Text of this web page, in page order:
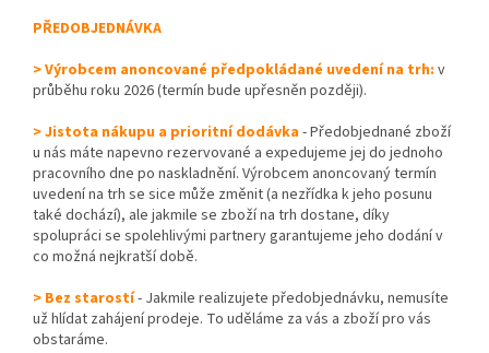
PŘEDOBJEDNÁVKA
> Výrobcem anoncované předpokládané uvedení na trh: v
průběhu roku 2026 (termín bude upřesněn později).
> Jistota nákupu a prioritní dodávka- Předobjednané zboží
u nás máte napevno rezervované a expedujeme jej do jednoho
pracovního dne po naskladnění. Výrobcem anoncovaný termín
uvedení na trh se sice může změnit (a nezřídka k jeho posunu
také dochází), ale jakmile se zboží na trh dostane, díky
spolupráci se spolehlivými partnery garantujeme jeho dodání v
co možná nejkratší době.
> Bez starostí- Jakmile realizujete předobjednávku, nemusíte
už hlídat zahájení prodeje. To uděláme za vás a zboží pro vás
obstaráme.